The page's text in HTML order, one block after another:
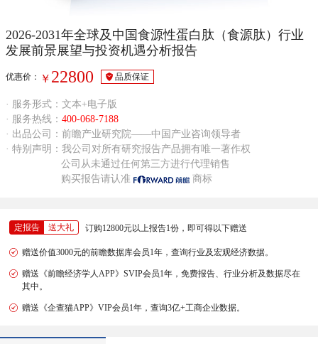
2026-2031年全球及中国食源性蛋白肽（食源肽）行业
发展前景展望与投资机遇分析报告
优惠价： ￥ 22800 品质保证
· 服务形式：文本+电子版
· 服务热线： 400-068-7188
· 出品公司：前瞻产业研究院——中国产业咨询领导者
· 特别声明：我公司对所有研究报告产品拥有唯一著作权
公司从未通过任何第三方进行代理销售
购买报告请认准
商标
定报告 送大礼 订购12800元以上报告1份，即可得以下赠送
赠送价值3000元的前瞻数据库会员1年，查询行业及宏观经济数据。
赠送《前瞻经济学人APP》SVIP会员1年，免费报告、行业分析及数据尽在
其中。
赠送《企查猫APP》VIP会员1年，查询3亿+工商企业数据。